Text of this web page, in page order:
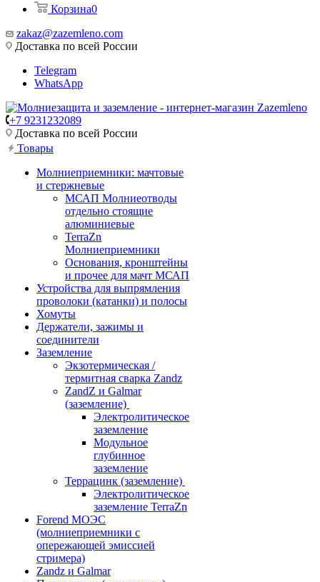
Корзина0
zakaz@zazemleno.com
Доставка по всей России
Telegram
WhatsApp
+7 9231232089
Доставка по всей России
Товары
Молниеприемники: мачтовые
и стержневые
МСАП Молниеотводы
отдельно стоящие
алюминиевые
TerraZn
Молниеприемники
Основания, кронштейны
и прочее для мачт МСАП
Устройства для выпрямления
проволоки (катанки) и полосы
Хомуты
Держатели, зажимы и
соединители
Заземление
Экзотермическая /
термитная сварка Zandz
ZandZ и Galmar
(заземление)
Электролитическое
заземление
Модульное
глубинное
заземление
Террацинк (заземление)
Электролитическое
заземление TerraZn
Forend МОЭС
(молниеприемники с
опережающей эмиссией
стримера)
Zandz и Galmar